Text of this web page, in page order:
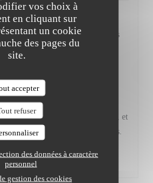
vos choix à
en cliquant sur
un cookie
des pages du
site.
accepter
refuser
des données à caractère
personnel
gestion des cookies
très agréable, la présence
la description , le rythme des
l'originalité et le mélange des
fut une très belle découverte
avis
absolument ravis de lire
pour ce dîner à Virtus, et
le temps de le partager avec nous.
Frédéric et toute l' équipe du